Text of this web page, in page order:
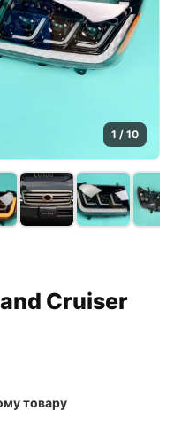
1 / 10
Cruiser
товару